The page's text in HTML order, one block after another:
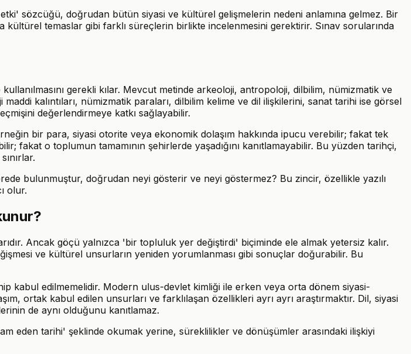
sözcüğü, doğrudan bütün siyasi ve kültürel gelişmelerin nedeni anlamına gelmez. Bir
temaslar gibi farklı süreçlerin birlikte incelenmesini gerektirir. Sınav sorularında
gerekli kılar. Mevcut metinde arkeoloji, antropoloji, dilbilim, nümizmatik ve
kalıntıları, nümizmatik paraları, dilbilim kelime ve dil ilişkilerini, sanat tarihi ise görsel
değerlendirmeye katkı sağlayabilir.
bir para, siyasi otorite veya ekonomik dolaşım hakkında ipucu verebilir; fakat tek
fakat o toplumun tamamının şehirlerde yaşadığını kanıtlamayabilir. Bu yüzden tarihçi,
bulunmuştur, doğrudan neyi gösterir ve neyi göstermez? Bu zincir, özellikle yazılı
olur.
Ancak göçü yalnızca 'bir topluluk yer değiştirdi' biçiminde ele almak yetersiz kalır.
ve kültürel unsurların yeniden yorumlanması gibi sonuçlar doğurabilir. Bu
kabul edilmemelidir. Modern ulus-devlet kimliği ile erken veya orta dönem siyasi-
ortak kabul edilen unsurları ve farklılaşan özellikleri ayrı ayrı araştırmaktır. Dil, siyasi
de aynı olduğunu kanıtlamaz.
eden tarihi' şeklinde okumak yerine, süreklilikler ve dönüşümler arasındaki ilişkiyi